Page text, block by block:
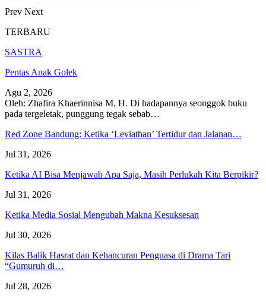
Prev Next
TERBARU
SASTRA
Pentas Anak Golek
Agu 2, 2026
Oleh: Zhafira Khaerinnisa M. H. Di hadapannya seonggok buku
pada tergeletak, punggung tegak sebab…
Red Zone Bandung: Ketika ‘Leviathan’ Tertidur dan Jalanan…
Jul 31, 2026
Ketika AI Bisa Menjawab Apa Saja, Masih Perlukah Kita Berpikir?
Jul 31, 2026
Ketika Media Sosial Mengubah Makna Kesuksesan
Jul 30, 2026
Kilas Balik Hasrat dan Kehancuran Penguasa di Drama Tari
“Gumuruh di…
Jul 28, 2026